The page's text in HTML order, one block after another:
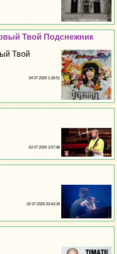
Твой Подснежник
Твой
04 07 2026 1:30:51
03 07 2026 3:57:48
02 07 2026 20:43:36